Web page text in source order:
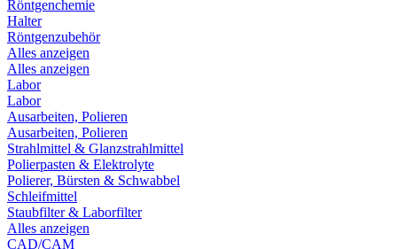
Röntgenchemie
Halter
Röntgenzubehör
Alles anzeigen
Alles anzeigen
Labor
Labor
Ausarbeiten, Polieren
Ausarbeiten, Polieren
Strahlmittel & Glanzstrahlmittel
Polierpasten & Elektrolyte
Polierer, Bürsten & Schwabbel
Schleifmittel
Staubfilter & Laborfilter
Alles anzeigen
CAD/CAM